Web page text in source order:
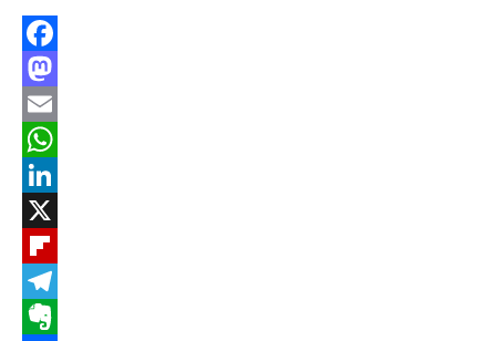
Facebook
Mastodon
Email
WhatsApp
LinkedIn
Flipboard
Telegram